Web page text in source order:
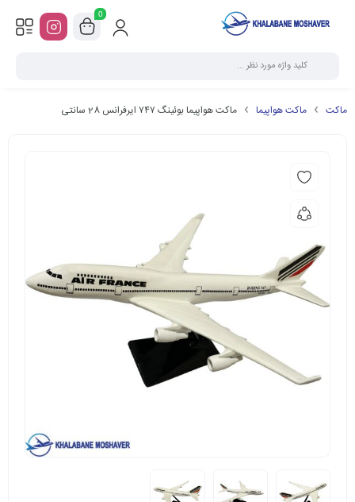
0
ماکت ماکت هواپیما ماکت هواپیما بوئینگ ۷۴۷ ایرفرانس 28 سانتی